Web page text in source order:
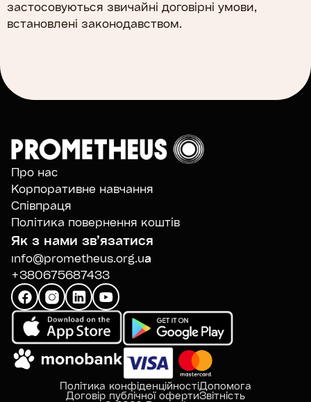
застосовуються звичайні договірні умови,
встановлені законодавством.
Про нас
Корпоративне навчання
Співпраця
Політика повернення коштів
Як з нами звʼязатися
info@prometheus.org.ua
+380675687433
Політика конфіденційностіДопомога
Договір публічної офертиЗвітність